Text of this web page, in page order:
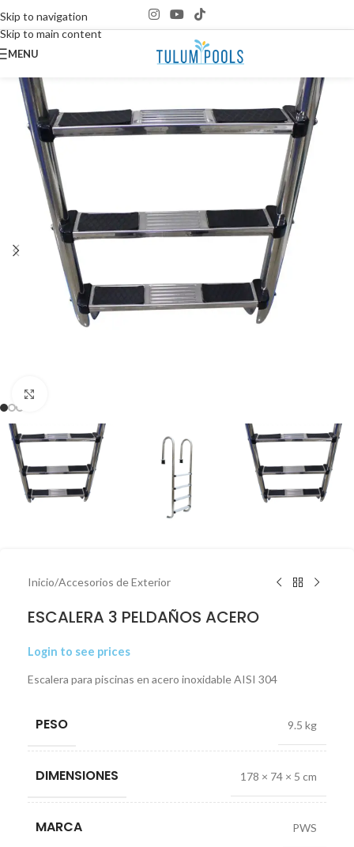
Skip to navigation
Skip to main content
MENU
Inicio/Accesorios de Exterior
ESCALERA 3 PELDAÑOS ACERO
Login to see prices
Escalera para piscinas en acero inoxidable AISI 304
PESO 9.5 kg
DIMENSIONES 178 × 74 × 5 cm
MARCA PWS